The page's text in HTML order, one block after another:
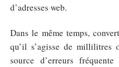
d’adresses web.
Dans le même temps,
qu’il s’agisse de millilitres
source d’erreurs